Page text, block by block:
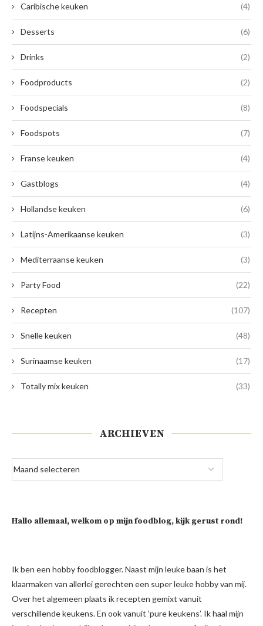
Caribische keuken (4)
Desserts (6)
Drinks (2)
Foodproducts (2)
Foodspecials (8)
Foodspots (7)
Franse keuken (4)
Gastblogs (4)
Hollandse keuken (6)
Latijns-Amerikaanse keuken (3)
Mediterraanse keuken (3)
Party Food (22)
Recepten (107)
Snelle keuken (48)
Surinaamse keuken (17)
Totally mix keuken (33)
ARCHIEVEN
Hallo allemaal, welkom op mijn foodblog, kijk gerust rond!
Ik ben een hobby foodblogger. Naast mijn leuke baan is het
klaarmaken van allerlei gerechten een super leuke hobby van mij.
Over het algemeen plaats ik recepten gemixt vanuit
verschillende keukens. En ook vanuit ‘pure keukens’. Ik haal mijn